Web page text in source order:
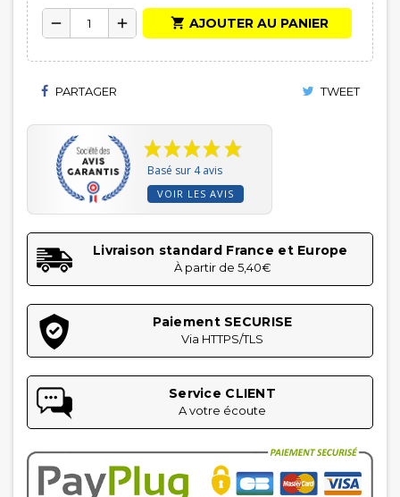
remove add  AJOUTER AU PANIER
PARTAGER TWEET
Basé sur 4 avis
VOIR LES AVIS
Livraison standard France et Europe
À partir de 5,40€
Paiement SECURISE
Via HTTPS/TLS
Service CLIENT
A votre écoute